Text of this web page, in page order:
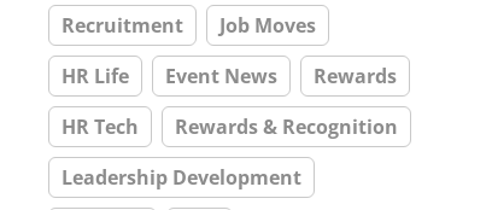
Recruitment
Job Moves
HR Life
Event News
Rewards
HR Tech
Rewards & Recognition
Leadership Development